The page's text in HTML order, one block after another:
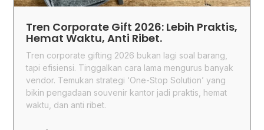
Tren Corporate Gift 2026: Lebih Praktis,
Hemat Waktu, Anti Ribet.
Tren corporate gifting 2026 bukan lagi soal barang,
tapi efisiensi. Tinggalkan cara lama mengurus banyak
vendor. Temukan strategi ‘One-Stop Solution’ yang
bikin pengadaan souvenir kantor jadi praktis, hemat
waktu, dan anti ribet.